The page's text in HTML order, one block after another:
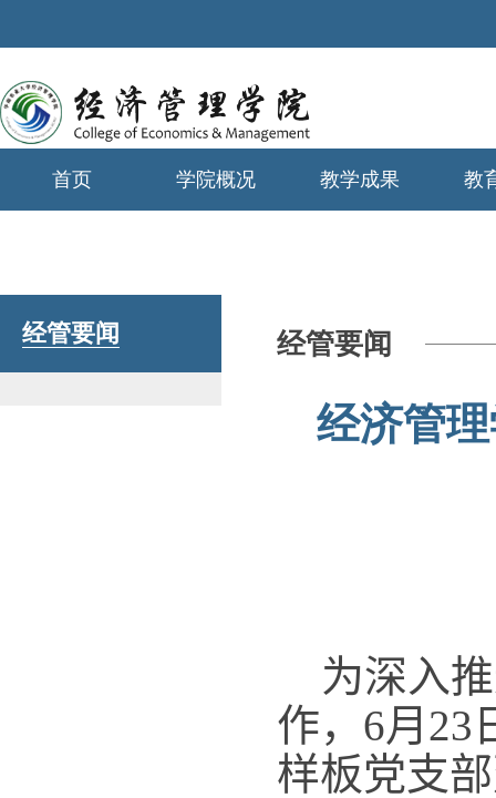
首页 学院概况 教学成果 教
经管要闻 经管要闻
经济管
为深入
作， 6月 23
样板党支